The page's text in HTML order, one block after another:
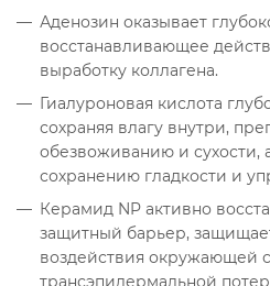
Аденозин оказывает
восстанавливающее
выработку коллагена.
Гиалуроновая кислота
сохраняя влагу внутри,
обезвоживанию и сухости,
сохранению гладкости и
Керамид NP активно
защитный барьер,
воздействия окружающей
трансэпидермальной